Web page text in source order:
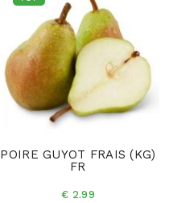
POIRE GUYOT FRAIS (KG)
FR
€ 2.99